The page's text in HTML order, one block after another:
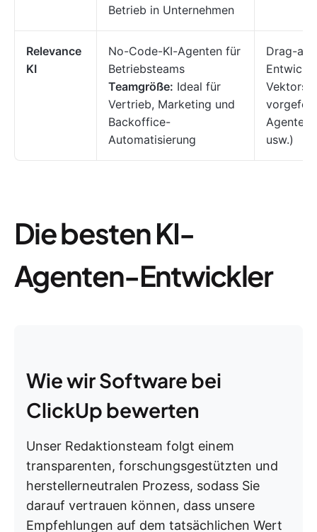
Betrieb in Unternehmen
Relevance
KI
No-Code-KI-Agenten für
Betriebsteams
Teamgröße: Ideal für
Vertrieb, Marketing und
Backoffice-
Automatisierung
Drag-
Agenten
usw.)
Die besten KI-
Agenten-Entwickler
Wie wir Software bei
ClickUp bewerten
Unser Redaktionsteam folgt einem
transparenten, forschungsgestützten und
herstellerneutralen Prozess, sodass Sie
darauf vertrauen können, dass unsere
Empfehlungen auf dem tatsächlichen Wert